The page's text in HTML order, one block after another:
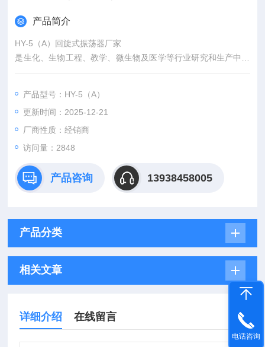
产品简介
HY-5（A）回旋式振荡器厂家
是生化、生物工程、教学、微生物及医学等行业研究和生产中的
优选设备。是一种将多种样品在同一环境条件下，上下振荡、左
平稳，噪音小，振荡速度无极可调，采用不锈钢弹簧万用夹具
（也可定制夹具），可配多种试瓶，满足不同客户需要
产品型号：HY-5（A）
更新时间：2025-12-21
厂商性质：经销商
访问量：2848
产品咨询 13938458005
产品分类
相关文章
详细介绍 在线留言
电话咨询